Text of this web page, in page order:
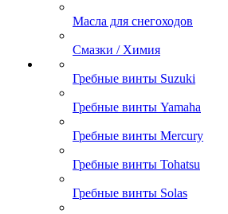
Масла для снегоходов
Смазки / Химия
Гребные винты Suzuki
Гребные винты Yamaha
Гребные винты Mercury
Гребные винты Tohatsu
Гребные винты Solas